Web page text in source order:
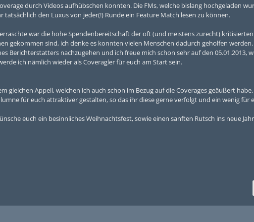
durch Videos aufhübschen konnten. Die FMs, welche bislang hochgeladen
den Luxus von jeder(!) Runde ein Feature Match lesen zu können.
war die hohe Spendenbereitschaft der oft (und meistens zurecht) kritisierten
gekommen sind, ich denke es konnten vielen Menschen dadurch geholfen werden.
Berichterstatters nachzugehen und ich freue mich schon sehr auf den 05.01.2013,
ich nämlich wieder als Coveragler für euch am Start sein.
gleichen Appell, welchen ich auch schon im Bezug auf die Coverages geäußert habe.
für euch attraktiver gestalten, so das ihr diese gerne verfolgt und ein wenig für
euch ein besinnliches Weihnachtsfest, sowie einen sanften Rutsch ins neue